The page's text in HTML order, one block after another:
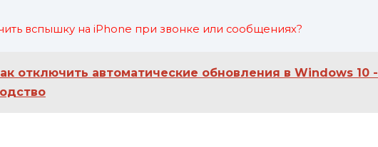
вспышку на iPhone при звонке или сообщениях?
отключить автоматические обновления в Windows 10 -